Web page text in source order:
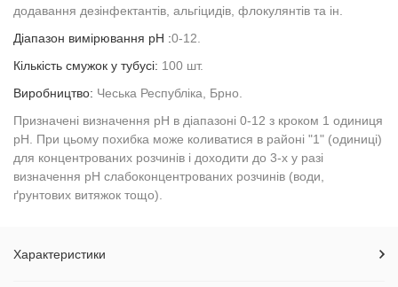
додавання дезінфектантів, альгіцидів, флокулянтів та ін.
Діапазон вимірювання pH :0-12.
Кількість смужок у тубусі: 100 шт.
Виробництво: Чеська Республіка, Брно.
Призначені визначення рН в діапазоні 0-12 з кроком 1 одиниця
рН. При цьому похибка може коливатися в районі "1" (одиниці)
для концентрованих розчинів і доходити до 3-х у разі
визначення pH слабоконцентрованих розчинів (води,
ґрунтових витяжок тощо).
Характеристики